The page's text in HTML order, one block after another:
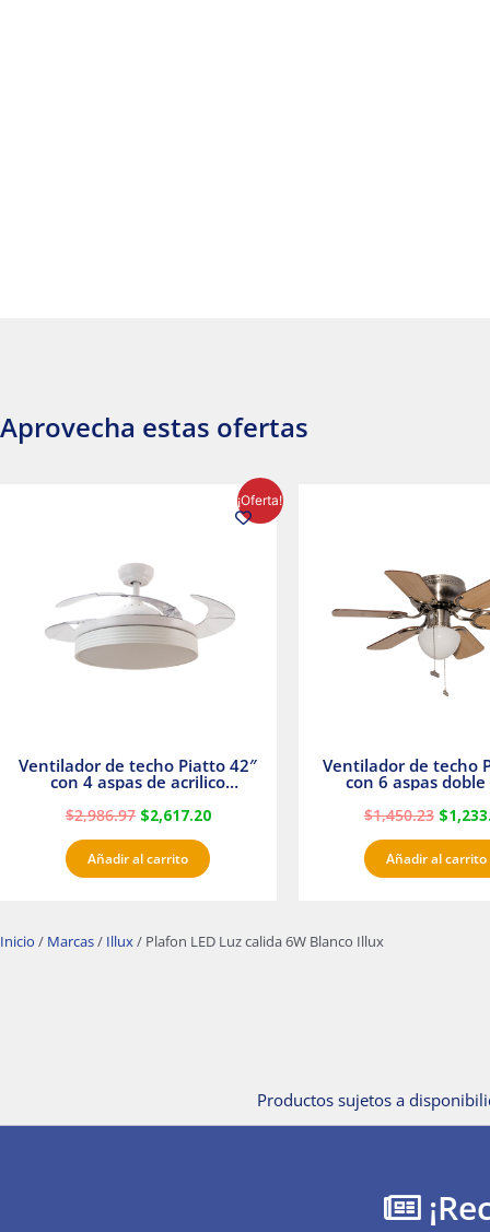
Aprovecha estas ofertas
¡Oferta!
Ventilador de techo Piatto 42″
con 4 aspas de acrilico
$2,986.97
$2,986.97.
$2,617.20
precio
actual
Añadir al carrito
Ventilador de techo
con 6 aspas
$1,450.23 $
Añadir al carrito
Inicio / Marcas/ Illux/ Plafon LED Luz calida 6W Blanco Illux
Productos sujetos a